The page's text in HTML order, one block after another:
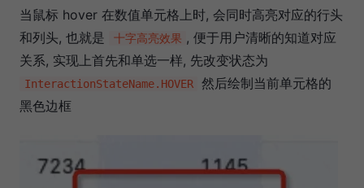
当鼠标 hover 在数值单元格上时, 会同时高亮对应的行头
和列头, 也就是
十字高亮效果 , 便于用户清晰的知道对应
关系, 实现上首先和单选一样, 先改变状态为
InteractionStateName.HOVER
然后绘制当前单元格的
黑色边框